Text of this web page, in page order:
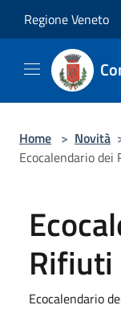
Regione Veneto
Home > Novità
Ecocalendario
Rifiuti
Ecocalendario